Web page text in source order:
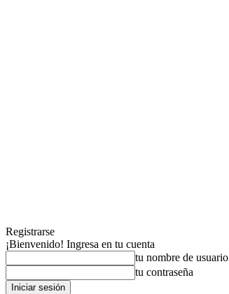
Registrarse
¡Bienvenido! Ingresa en tu cuenta
tu nombre de usuario
tu contraseña